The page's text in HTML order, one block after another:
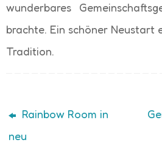
wunderbares
brachte. Ein schöner Neustart
Tradition.
Rainbow Room in
neu